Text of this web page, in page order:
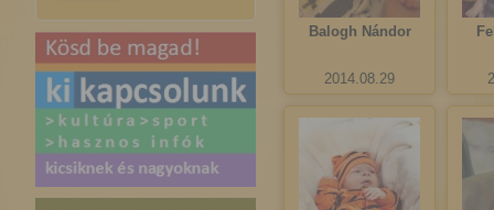
Balogh Nándor
2014.08.29